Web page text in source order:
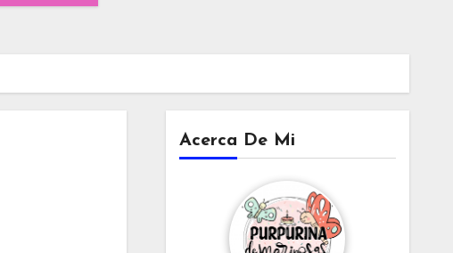
Acerca De Mi